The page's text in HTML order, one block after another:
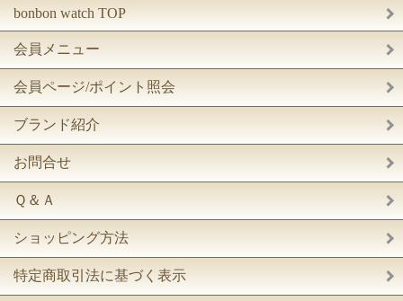
bonbon watch TOP
会員メニュー
会員ページ/ポイント照会
ブランド紹介
お問合せ
Ｑ＆Ａ
ショッピング方法
特定商取引法に基づく表示